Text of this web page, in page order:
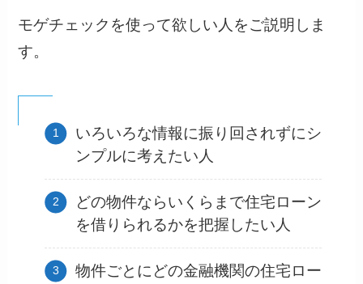
モゲチェックを使って欲しい人をご説明しま
す。
いろいろな情報に振り回されずにシ
ンプルに考えたい人
どの物件ならいくらまで住宅ローン
を借りられるかを把握したい人
物件ごとにどの金融機関の住宅ロー